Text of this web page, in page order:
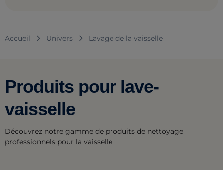
Accueil Univers Lavage de la vaisselle
Produits pour lave-
vaisselle
Découvrez notre gamme de produits de nettoyage
professionnels pour la vaisselle